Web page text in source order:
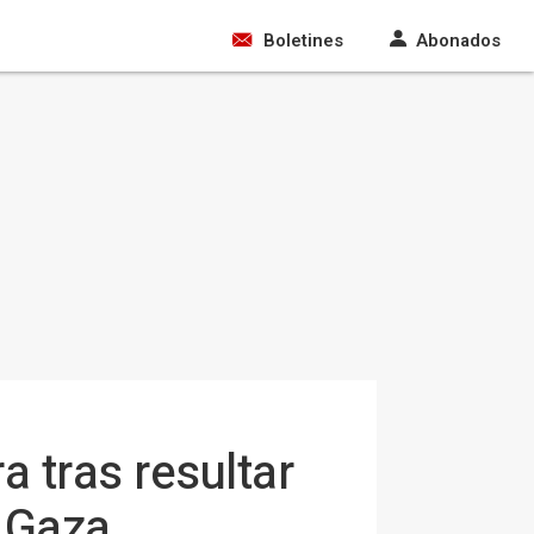
Boletines Abonados
tras resultar